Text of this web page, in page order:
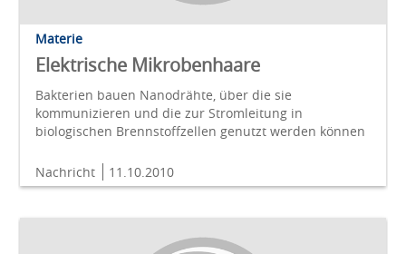
Materie
Elektrische Mikrobenhaare
Bakterien bauen Nanodrähte, über die sie
kommunizieren und die zur Stromleitung in
biologischen Brennstoffzellen genutzt werden können
Nachricht 11.10.2010